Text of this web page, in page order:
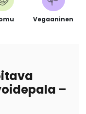
Vegaaninen
–